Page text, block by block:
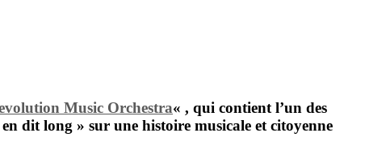
Music Orchestra« , qui contient l’un des
dit long » sur une histoire musicale et citoyenne